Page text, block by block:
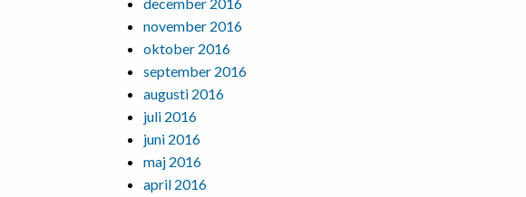
november 2016
oktober 2016
september 2016
augusti 2016
juli 2016
juni 2016
maj 2016
april 2016